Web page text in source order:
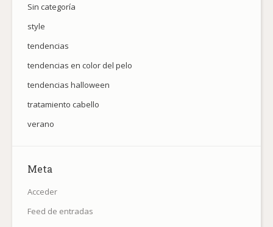
Sin categoría
style
tendencias
tendencias en color del pelo
tendencias halloween
tratamiento cabello
verano
Meta
Acceder
Feed de entradas